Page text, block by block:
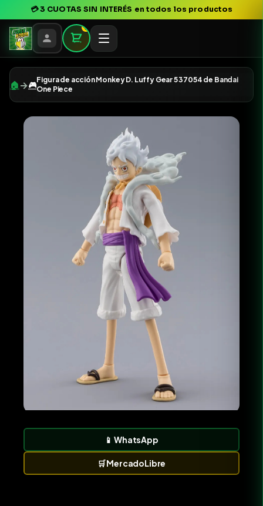
💳3 CUOTAS SIN INTERÉS en todos los productos
0
🏠 →🎮Figura de acción Monkey D. Luffy Gear 5 37054 de Bandai
One Piece
📱WhatsApp
🛒MercadoLibre